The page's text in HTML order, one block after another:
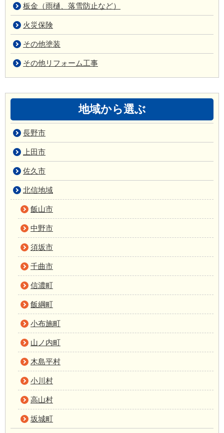
板金（雨樋、落雪防止など）
火災保険
その他塗装
その他リフォーム工事
地域から選ぶ
長野市
上田市
佐久市
北信地域
飯山市
中野市
須坂市
千曲市
信濃町
飯綱町
小布施町
山ノ内町
木島平村
小川村
高山村
坂城町